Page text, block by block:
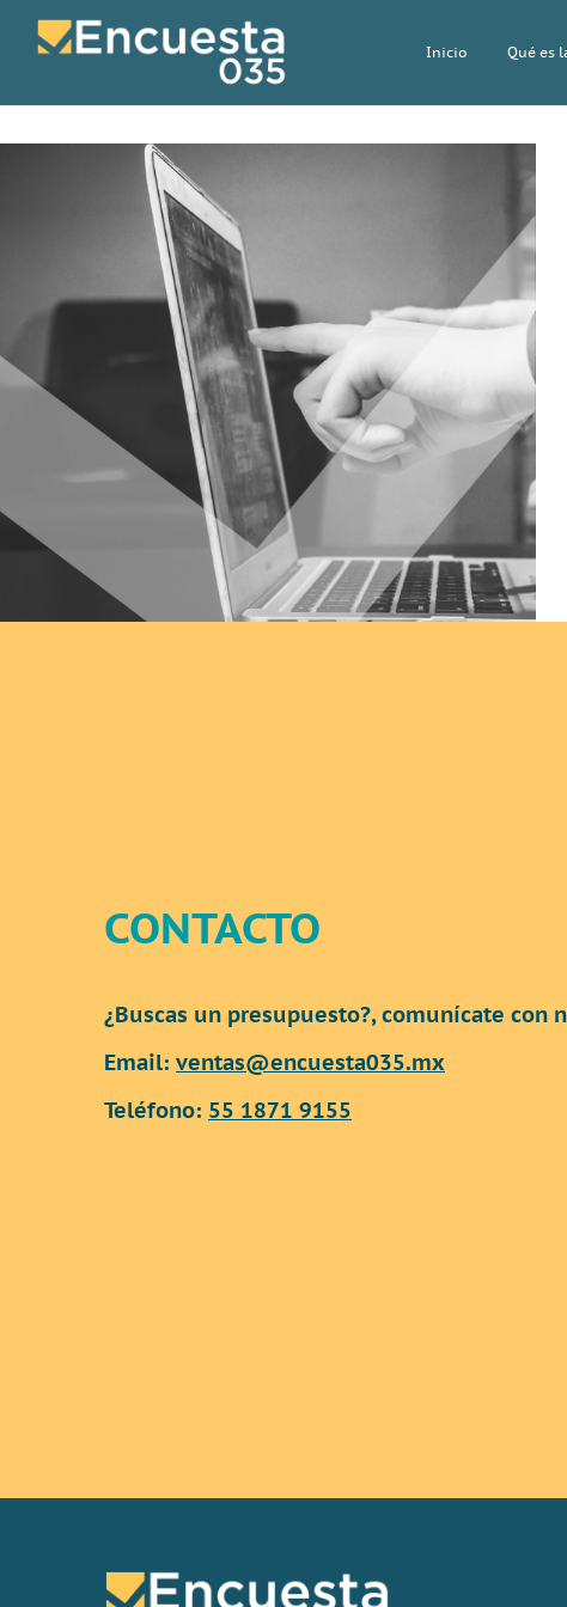
Inicio Qué es
CONTACTO
¿Buscas un presupuesto?, comunícate con
Email: ventas@encuesta035.mx
Teléfono: 55 1871 9155